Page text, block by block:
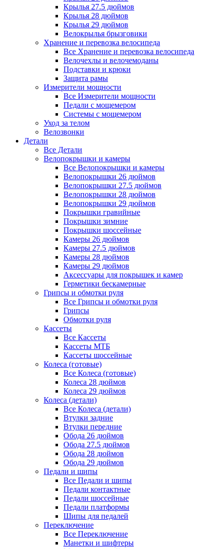
Крылья 27.5 дюймов
Крылья 28 дюймов
Крылья 29 дюймов
Велокрылья брызговики
Хранение и перевозка велосипеда
Все Хранение и перевозка велосипеда
Велочехлы и велочемоданы
Подставки и крюки
Защита рамы
Измерители мощности
Все Измерители мощности
Педали с мощемером
Системы с мощемером
Уход за телом
Велозвонки
Детали
Все Детали
Велопокрышки и камеры
Все Велопокрышки и камеры
Велопокрышки 26 дюймов
Велопокрышки 27.5 дюймов
Велопокрышки 28 дюймов
Велопокрышки 29 дюймов
Покрышки гравийные
Покрышки зимние
Покрышки шоссейные
Камеры 26 дюймов
Камеры 27.5 дюймов
Камеры 28 дюймов
Камеры 29 дюймов
Аксессуары для покрышек и камер
Герметики бескамерные
Грипсы и обмотки руля
Все Грипсы и обмотки руля
Грипсы
Обмотки руля
Кассеты
Все Кассеты
Кассеты МТБ
Кассеты шоссейные
Колеса (готовые)
Все Колеса (готовые)
Колеса 28 дюймов
Колеса 29 дюймов
Колеса (детали)
Все Колеса (детали)
Втулки задние
Втулки передние
Обода 26 дюймов
Обода 27.5 дюймов
Обода 28 дюймов
Обода 29 дюймов
Педали и шипы
Все Педали и шипы
Педали контактные
Педали шоссейные
Педали платформы
Шипы для педалей
Переключение
Все Переключение
Манетки и шифтеры